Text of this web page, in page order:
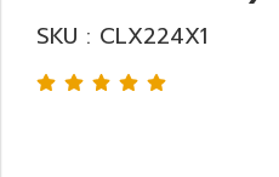
SKU : CLX224X1